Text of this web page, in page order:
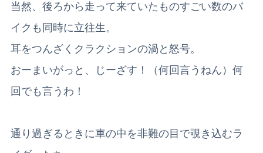
当然、後ろから走って来ていたものすごい数のバ
イクも同時に立往生。
耳をつんざくクラクションの渦と怒号。
おーまいがっと、じーざす！（何回言うねん）何
回でも言うわ！
通り過ぎるときに車の中を非難の目で覗き込むラ